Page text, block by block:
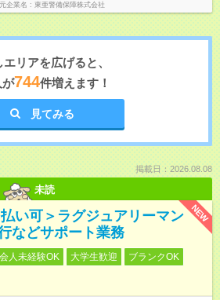
企業名 東亜警備保障株式会社
エリアを広げると、
が744件増えます！
見てみる
掲載日：2026.08.08
未読
NEW
い可＞ラグジュアリーマン
などサポート業務
人未経験OK 大学生歓迎
ブランクOK